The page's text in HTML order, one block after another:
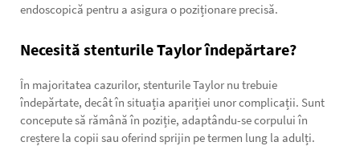
endoscopică pentru a asigura o poziționare precisă.
Necesită stenturile Taylor îndepărtare?
În majoritatea cazurilor, stenturile Taylor nu trebuie
îndepărtate, decât în situația apariției unor complicații. Sunt
concepute să rămână în poziție, adaptându-se corpului în
creștere la copii sau oferind sprijin pe termen lung la adulți.